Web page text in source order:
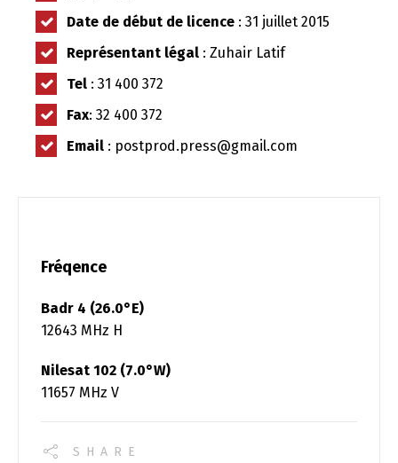
Date de début de licence : 31 juillet 2015
Représentant légal : Zuhair Latif
Tel : 31 400 372
Fax: 32 400 372
Email : postprod.press@gmail.com
Fréqence
Badr 4 (26.0°E)
12643 MHz H
Nilesat 102 (7.0°W)
11657 MHz V
SHARE